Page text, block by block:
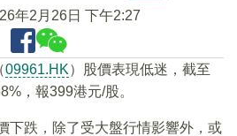
年2月26日 下午2:27
09961.HK）股價表現低迷，截至
，報399港元/股。
下跌，除了受大盤行情影響外，或